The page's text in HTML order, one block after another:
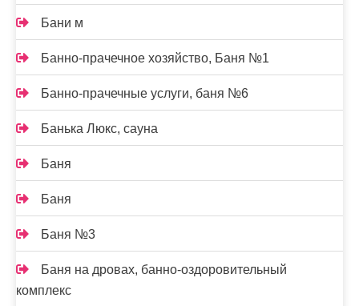
Бани м
Банно-прачечное хозяйство, Баня №1
Банно-прачечные услуги, баня №6
Банька Люкс, сауна
Баня
Баня
Баня №3
Баня на дровах, банно-оздоровительный
комплекс